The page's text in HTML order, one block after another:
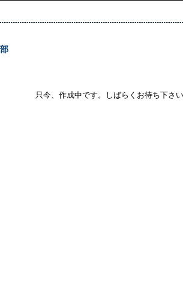
只今、作成中です。しばらくお待ち下さ